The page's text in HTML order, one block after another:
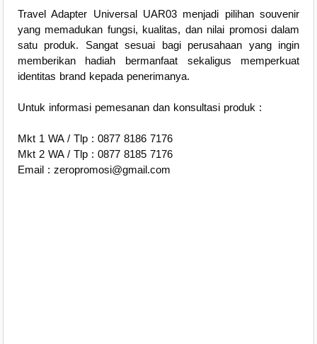
Travel Adapter Universal UAR03 menjadi pilihan souvenir
yang memadukan fungsi, kualitas, dan nilai promosi dalam
satu produk. Sangat sesuai bagi perusahaan yang ingin
memberikan hadiah bermanfaat sekaligus memperkuat
identitas brand kepada penerimanya.
Untuk informasi pemesanan dan konsultasi produk :
Mkt 1 WA / Tlp : 0877 8186 7176
Mkt 2 WA / Tlp : 0877 8185 7176
Email : zeropromosi@gmail.com